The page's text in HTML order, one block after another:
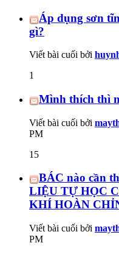
Áp dụng sơn
gì?
Viết bài cuối bởi
1
Mình thích thì
Viết bài cuối bởi
PM
15
BÁC nào cần
LIỆU TỰ HỌC
KHÍ HOÀN
Viết bài cuối bởi
PM